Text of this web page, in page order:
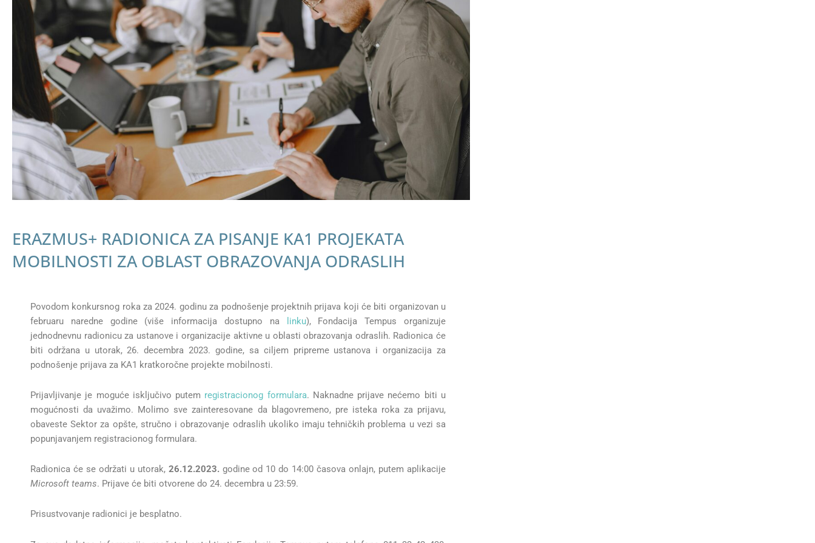
ERAZMUS+ RADIONICA ZA PISANJE KA1 PROJEKATA
MOBILNOSTI ZA OBLAST OBRAZOVANJA ODRASLIH
Povodom konkursnog roka za 2024. godinu za podnošenje projektnih prijava koji će biti organizovan u
februaru naredne godine (više informacija dostupno na linku), Fondacija Tempus organizuje
jednodnevnu radionicu za ustanove i organizacije aktivne u oblasti obrazovanja odraslih. Radionica će
biti održana u utorak, 26. decembra 2023. godine, sa ciljem pripreme ustanova i organizacija za
podnošenje prijava za KA1 kratkoročne projekte mobilnosti.
Prijavljivanje je moguće isključivo putem registracionog formulara. Naknadne prijave nećemo biti u
mogućnosti da uvažimo. Molimo sve zainteresovane da blagovremeno, pre isteka roka za prijavu,
obaveste Sektor za opšte, stručno i obrazovanje odraslih ukoliko imaju tehničkih problema u vezi sa
popunjavanjem registracionog formulara.
Radionica će se održati u utorak, 26.12.2023.godine od 10 do 14:00 časova onlajn, putem aplikacije
Microsoft teams. Prijave će biti otvorene do 24. decembra u 23:59.
Prisustvovanje radionici je besplatno.